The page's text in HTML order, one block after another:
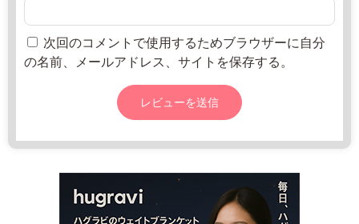
次回のコメントで使用するためブラウザーに自分
の名前、メールアドレス、サイトを保存する。